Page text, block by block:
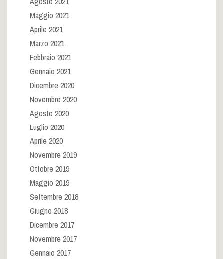
Maggio 2021
Aprile 2021
Marzo 2021
Febbraio 2021
Gennaio 2021
Dicembre 2020
Novembre 2020
Agosto 2020
Luglio 2020
Aprile 2020
Novembre 2019
Ottobre 2019
Maggio 2019
Settembre 2018
Giugno 2018
Dicembre 2017
Novembre 2017
Gennaio 2017